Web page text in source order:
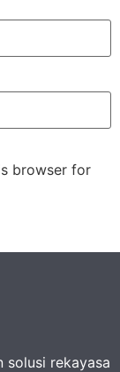
browser for
solusi rekayasa